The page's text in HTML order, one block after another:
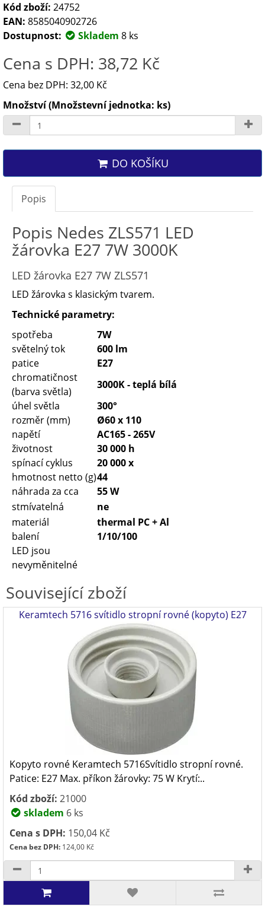
Kód zboží: 24752
EAN: 8585040902726
Dostupnost:
Skladem 8 ks
Cena s DPH: 38,72 Kč
Cena bez DPH: 32,00 Kč
Množství (Množstevní jednotka: ks)
DO KOŠÍKU
Popis
Popis Nedes ZLS571 LED
žárovka E27 7W 3000K
LED žárovka E27 7W ZLS571
LED žárovka s klasickým tvarem.
Technické parametry:
spotřeba
7W
světelný tok
600 lm
patice
E27
chromatičnost
(barva světla)
3000K - teplá bílá
úhel světla
300°
rozměr (mm)
Ø60 x 110
napětí
AC165 - 265V
životnost
30 000 h
spínací cyklus
20 000 x
hmotnost netto (g)44
náhrada za cca
55 W
stmívatelná
ne
materiál
thermal PC + Al
balení
1/10/100
LED jsou
nevyměnitelné
Související zboží
Keramtech 5716 svítidlo stropní rovné (kopyto) E27
Kopyto rovné Keramtech 5716Svítidlo stropní rovné.
Patice: E27 Max. příkon žárovky: 75 W Krytí:..
Kód zboží: 21000
skladem 6 ks
Cena s DPH: 150,04 Kč
Cena bez DPH: 124,00 Kč